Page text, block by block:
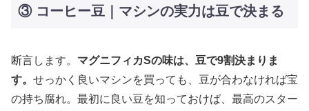
③ コーヒー豆｜マシンの実力は豆で決まる
断言します。 マグニフィカSの味は、豆で9割決まりま
す。 せっかく良いマシンを買っても、豆が合わなければ宝
の持ち腐れ。最初に良い豆を知っておけば、最高のスター